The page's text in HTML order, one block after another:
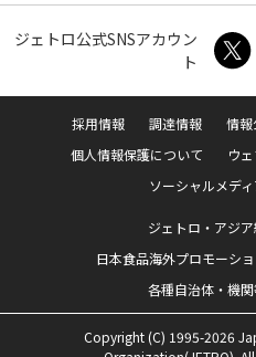
ジェトロ公式SNSアカウン
ト
採用情報 調達情報 情報
個人情報保護について
ウ
ソーシャルメデ
ジェトロ・アジ
日本食品海外プロモーショ
各種自治体・機
Copyright (C) 1995-2026